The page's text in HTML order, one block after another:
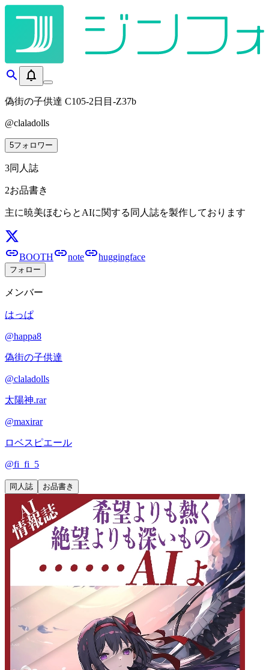
偽街の子供達 C105-2日目-Z37b
@claladolls
5フォロワー
3同人誌
2お品書き
主に暁美ほむらとAIに関する同人誌を製作しております
BOOTH note huggingface
フォロー
メンバー
はっぱ
@happa8
偽街の子供達
@claladolls
太陽神.rar
@maxirar
ロベスピエール
@fi_fi_5
同人誌 お品書き